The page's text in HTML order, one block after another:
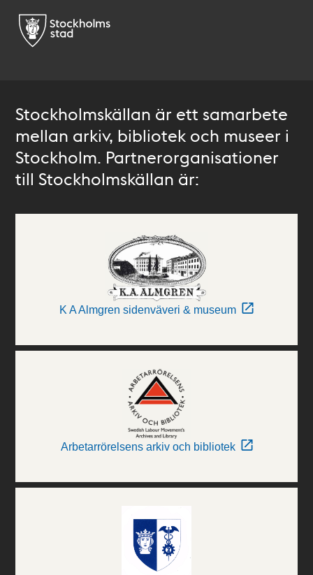
Stockholmskällan är ett samarbete
mellan arkiv, bibliotek och museer i
Stockholm. Partnerorganisationer
till Stockholmskällan är:
K A Almgren sidenväveri & museum
Arbetarrörelsens arkiv och bibliotek